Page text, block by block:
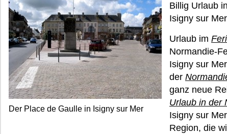
Der Place de Gaulle in Isigny sur Mer
Billig Urlaub
Isigny sur Mer
Urlaub im
Normandie-
Isigny sur
der
ganz neue
Urlaub in der
Isigny sur
Region, die